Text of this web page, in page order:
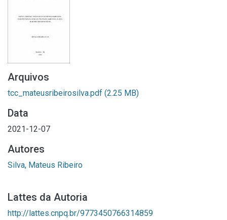
Arquivos
tcc_mateusribeirosilva.pdf (2.25 MB)
Data
2021-12-07
Autores
Silva, Mateus Ribeiro
Lattes da Autoria
http://lattes.cnpq.br/9773450766314859